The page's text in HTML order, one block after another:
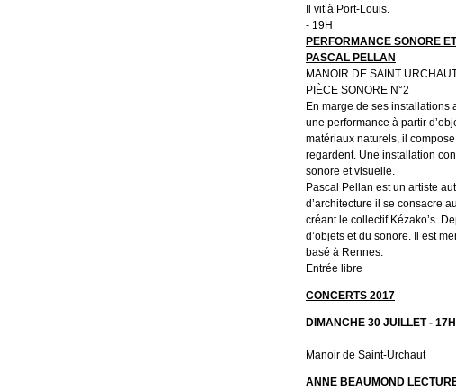
Il vit à Port-Louis.
- 19H
PERFORMANCE SONORE
PASCAL PELLAN
MANOIR DE SAINT
PIÈCE SONORE N°2
En marge de ses installations
une performance à partir
matériaux naturels, il
regardent. Une installation
sonore et visuelle.
Pascal Pellan est un artiste
d’architecture il se consacre
créant le collectif Kézako’s.
d’objets et du sonore. Il est
basé à Rennes.
Entrée libre
CONCERTS 2017
DIMANCHE 30 JUILLET - 17H
Manoir de Saint-Urchaut
ANNE BEAUMOND